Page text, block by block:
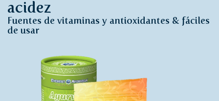
acidez
Fuentes de vitaminas y antioxidantes & fáciles
de usar